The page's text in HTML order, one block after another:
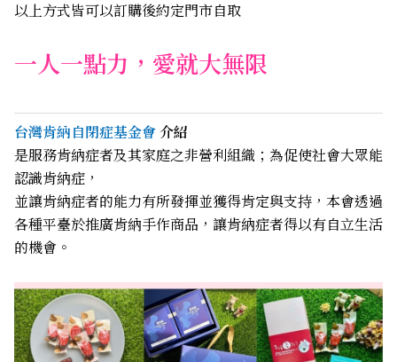
以上方式皆可以訂購後約定門市自取
一人一點力，愛就大無限
台灣肯納自閉症基金會介紹
是服務肯納症者及其家庭之非營利組織；為促使社會大眾能
認識肯納症，
並讓肯納症者的能力有所發揮並獲得肯定與支持，本會透過
各種平臺於推廣肯納手作商品，讓肯納症者得以有自立生活
的機會。